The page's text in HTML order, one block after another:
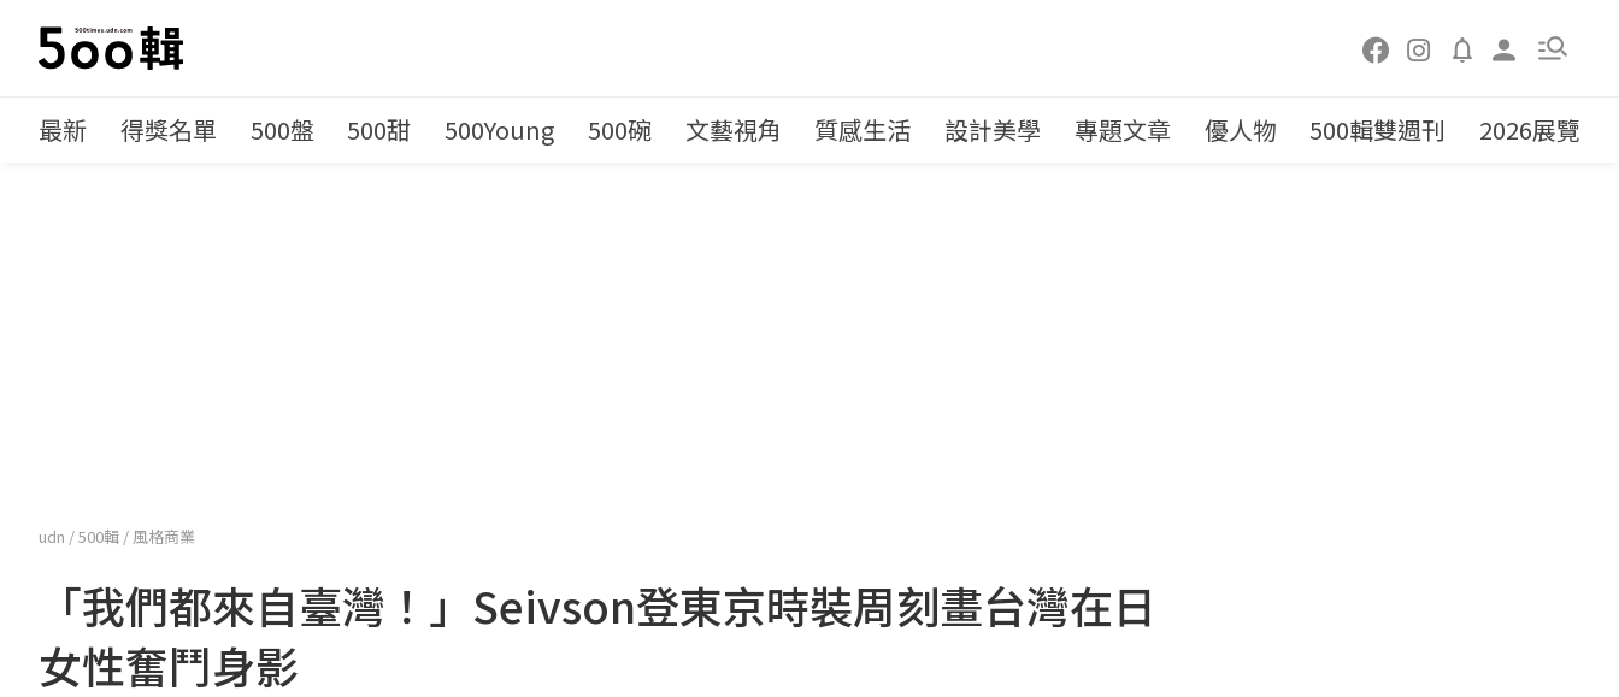
最新 得獎名單 500盤 500甜 500Young 500碗 文藝視角 質感生活 設計美學 專題文章 優人物 500輯雙週刊 2026展覽
udn /500輯 / 風格商業
「我們都來自臺灣！」Seivson登東京時裝周刻畫台灣在日
女性奮鬥身影